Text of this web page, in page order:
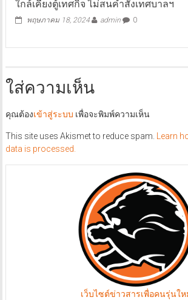
ใกล้เคียงตู้เทศกิจ ไม่สนคำสั่งเทศบาลฯ
พฤษภาคม 18, 2024 admin 0
ใส่ความเห็น
คุณต้องเข้าสู่ระบบ เพื่อจะพิมพ์ความเห็น
This site uses Akismet to reduce spam.
Learn
data is processed.
เว็บไซต์ข่าวสารเพื่อคนรุ่นให